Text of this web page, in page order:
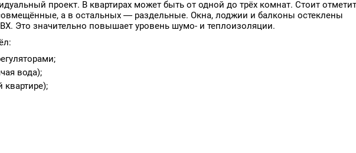
проект. В квартирах может быть от одной до трёх комнат. Стоит
а в остальных — раздельные. Окна, лоджии и балконы остеклены
Это значительно повышает уровень шумо- и теплоизоляции.
вода);
квартире);
два лифта: пассажирский и грузопассажирский. Кроме того, застройщик
для хранения колясок, велосипедов и другого инвентаря.